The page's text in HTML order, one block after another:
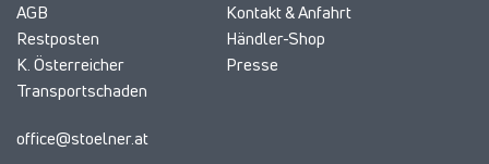
AGB
Kontakt & Anfahrt
Restposten
Händler-Shop
K. Österreicher
Presse
Transportschaden
office@stoelner.at